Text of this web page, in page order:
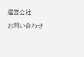
運営会社
お問い合わせ